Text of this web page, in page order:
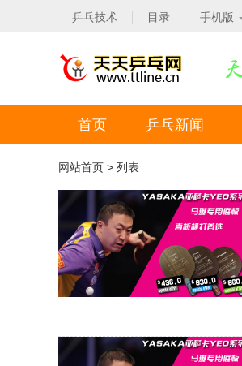
乒乓技术 目录 手机版
首页 乒乓新闻
网站首页 > 列表